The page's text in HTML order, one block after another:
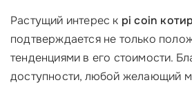
Растущий интерес к pi coin
подтверждается не только
тенденциями в его стоимости.
доступности, любой желающий